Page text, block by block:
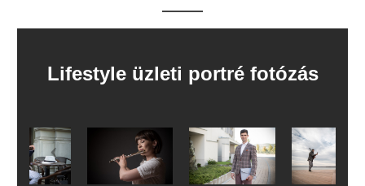
Lifestyle üzleti portré fotózás